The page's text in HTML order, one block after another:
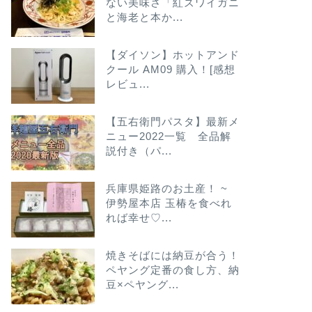
と海老と本か...
【ダイソン】ホットアンド
クール AM09 購入！[感想
レビュ...
【五右衛門パスタ】最新メ
ニュー2022一覧 全品解
説付き（パ...
兵庫県姫路のお土産！ ~
伊勢屋本店 玉椿を食べれ
れば幸せ♡...
焼きそばには納豆が合う！
ペヤング定番の食し方、納
豆×ペヤング...